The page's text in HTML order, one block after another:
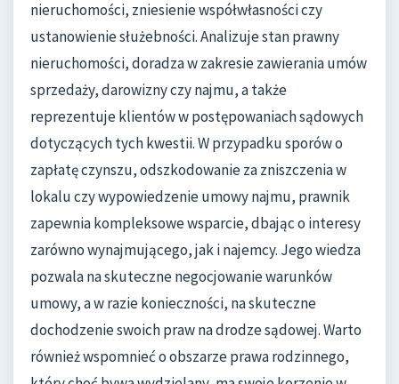
nieruchomości, zniesienie współwłasności czy
ustanowienie służebności. Analizuje stan prawny
nieruchomości, doradza w zakresie zawierania umów
sprzedaży, darowizny czy najmu, a także
reprezentuje klientów w postępowaniach sądowych
dotyczących tych kwestii. W przypadku sporów o
zapłatę czynszu, odszkodowanie za zniszczenia w
lokalu czy wypowiedzenie umowy najmu, prawnik
zapewnia kompleksowe wsparcie, dbając o interesy
zarówno wynajmującego, jak i najemcy. Jego wiedza
pozwala na skuteczne negocjowanie warunków
umowy, a w razie konieczności, na skuteczne
dochodzenie swoich praw na drodze sądowej. Warto
również wspomnieć o obszarze prawa rodzinnego,